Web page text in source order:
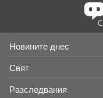
Новините днес
Свят
Разследвания